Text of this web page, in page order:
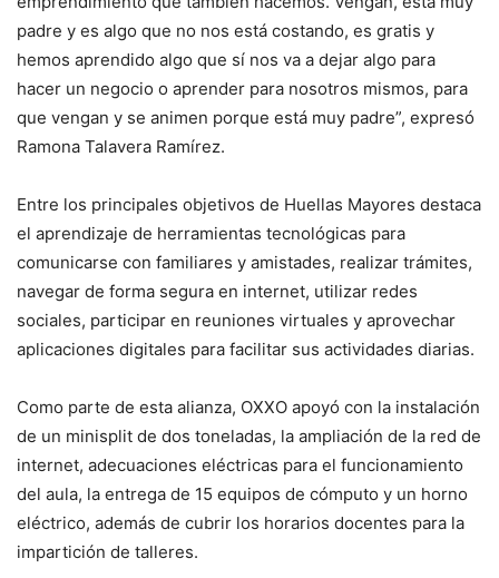
padre y es algo que no nos está costando, es gratis y
hemos aprendido algo que sí nos va a dejar algo para
hacer un negocio o aprender para nosotros mismos, para
que vengan y se animen porque está muy padre”, expresó
Ramona Talavera Ramírez.
Entre los principales objetivos de Huellas Mayores destaca
el aprendizaje de herramientas tecnológicas para
comunicarse con familiares y amistades, realizar trámites,
navegar de forma segura en internet, utilizar redes
sociales, participar en reuniones virtuales y aprovechar
aplicaciones digitales para facilitar sus actividades diarias.
Como parte de esta alianza, OXXO apoyó con la instalación
de un minisplit de dos toneladas, la ampliación de la red de
internet, adecuaciones eléctricas para el funcionamiento
del aula, la entrega de 15 equipos de cómputo y un horno
eléctrico, además de cubrir los horarios docentes para la
impartición de talleres.